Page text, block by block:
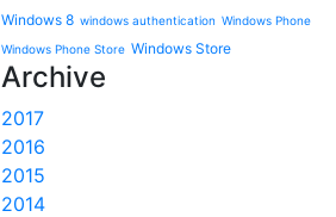
Windows 8 windows authentication Windows Phone
Windows Phone Store Windows Store
Archive
2017
2016
2015
2014